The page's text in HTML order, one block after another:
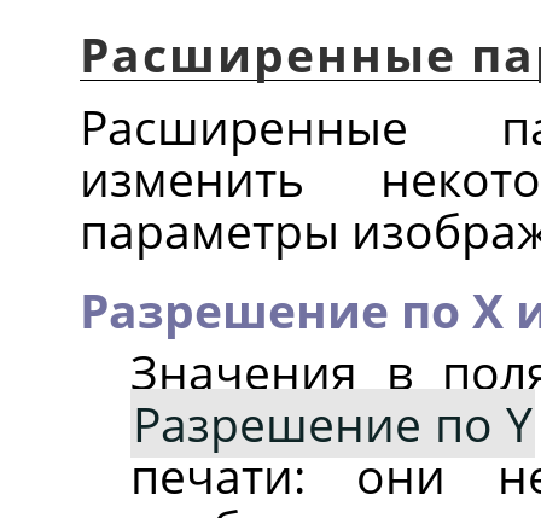
Расширенные
Расширенные
изменить
параметры
Разрешение по X
Значения в
Разрешение по Y
печати: они